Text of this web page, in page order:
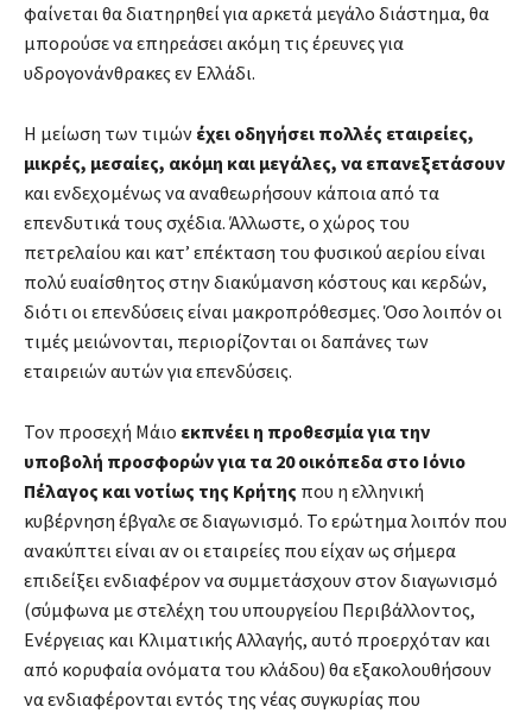
φαίνεται θα διατηρηθεί για αρκετά μεγάλο διάστημα, θα
μπορούσε να επηρεάσει ακόμη τις έρευνες για
υδρογονάνθρακες εν Ελλάδι.
Η μείωση των τιμών έχει οδηγήσει πολλές εταιρείες,
μικρές, μεσαίες, ακόμη και μεγάλες, να επανεξετάσουν
και ενδεχομένως να αναθεωρήσουν κάποια από τα
επενδυτικά τους σχέδια. Άλλωστε, ο χώρος του
πετρελαίου και κατ’ επέκταση του φυσικού αερίου είναι
πολύ ευαίσθητος στην διακύμανση κόστους και κερδών,
διότι οι επενδύσεις είναι μακροπρόθεσμες. Όσο λοιπόν οι
τιμές μειώνονται, περιορίζονται οι δαπάνες των
εταιρειών αυτών για επενδύσεις.
Τον προσεχή Μάιο εκπνέει η προθεσμία για την
υποβολή προσφορών για τα 20 οικόπεδα στο Ιόνιο
Πέλαγος και νοτίως της Κρήτης που η ελληνική
κυβέρνηση έβγαλε σε διαγωνισμό. Το ερώτημα λοιπόν που
ανακύπτει είναι αν οι εταιρείες που είχαν ως σήμερα
επιδείξει ενδιαφέρον να συμμετάσχουν στον διαγωνισμό
(σύμφωνα με στελέχη του υπουργείου Περιβάλλοντος,
Ενέργειας και Κλιματικής Αλλαγής, αυτό προερχόταν και
από κορυφαία ονόματα του κλάδου) θα εξακολουθήσουν
να ενδιαφέρονται εντός της νέας συγκυρίας που